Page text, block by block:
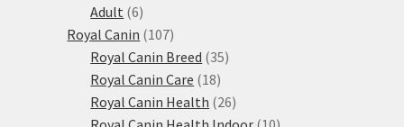
Adult 66
produktů
Royal Canin 107107
produktů
Royal Canin Breed 3535
Royal Canin Care 1818
produktů
Royal Canin Health 2626
produktů10